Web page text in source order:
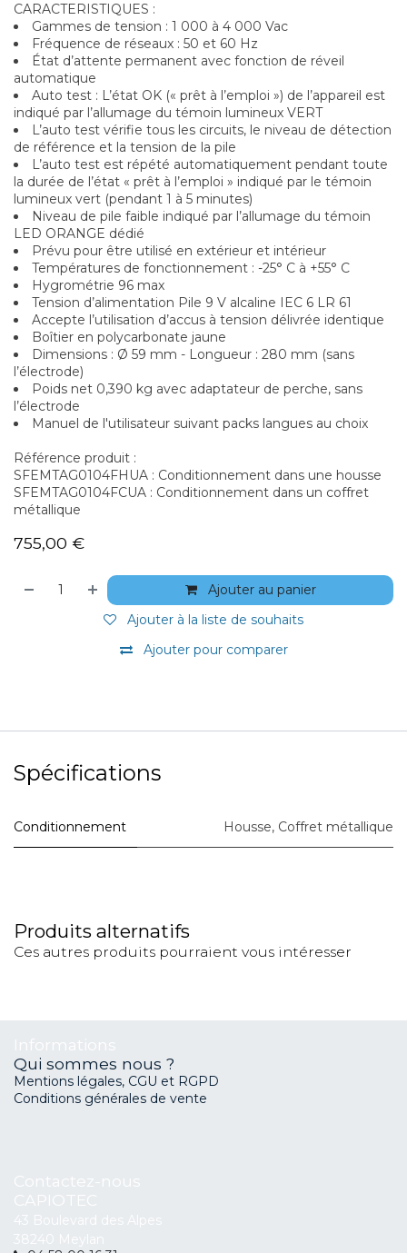
CARACTERISTIQUES :
Gammes de tension : 1 000 à 4 000 Vac
Fréquence de réseaux : 50 et 60 Hz
État d’attente permanent avec fonction de réveil
automatique
Auto test : L’état OK (« prêt à l’emploi ») de l’appareil est
indiqué par l’allumage du témoin lumineux VERT
L’auto test vérifie tous les circuits, le niveau de détection
de référence et la tension de la pile
L’auto test est répété automatiquement pendant toute
la durée de l’état « prêt à l’emploi » indiqué par le témoin
lumineux vert (pendant 1 à 5 minutes)
Niveau de pile faible indiqué par l’allumage du témoin
LED ORANGE dédié
Prévu pour être utilisé en extérieur et intérieur
Températures de fonctionnement : -25° C à +55° C
Hygrométrie 96 max
Tension d’alimentation Pile 9 V alcaline IEC 6 LR 61
Accepte l’utilisation d’accus à tension délivrée identique
Boîtier en polycarbonate jaune
Dimensions : Ø 59 mm - Longueur : 280 mm (sans
l’électrode)
Poids net 0,390 kg avec adaptateur de perche, sans
l’électrode
Manuel de l'utilisateur suivant packs langues au choix
Référence produit :
SFEMTAG0104FHUA : Conditionnement dans une housse
SFEMTAG0104FCUA : Conditionnement dans un coffret
métallique
755,00 €
Ajouter au panier
Ajouter pour comparer
Ajouter à la liste de souhaits
Spécifications
Conditionnement Housse, Coffret métallique
Produits alternatifs
Ces autres produits pourraient vous intéresser
Qui sommes nous ?
Mentions légales, CGU et RGPD
Conditions générales de vente